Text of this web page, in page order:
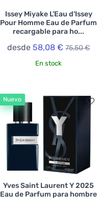
Issey Miyake L’Eau d’Issey
Pour Homme Eau de Parfum
recargable para ho...
desde58,08 € 75,50 €
En stock
Nuevo
Yves Saint Laurent Y 2025
Eau de Parfum para hombre